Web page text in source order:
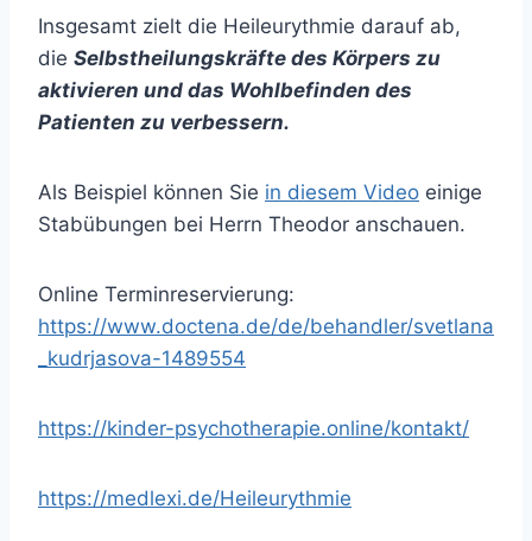
Insgesamt zielt die Heileurythmie darauf ab,
die Selbstheilungskräfte des Körpers zu
aktivieren und das Wohlbefinden des
Patienten zu verbessern.
Als Beispiel können Sie in diesem Video einige
Stabübungen bei Herrn Theodor anschauen.
Online Terminreservierung:
https://www.doctena.de/de/behandler/svetlana
_kudrjasova-1489554
https://kinder-psychotherapie.online/kontakt/
https://medlexi.de/Heileurythmie